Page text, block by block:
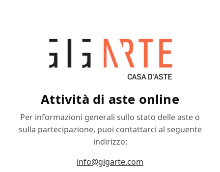
Attività di aste online
Per informazioni generali sullo stato delle aste o
sulla partecipazione, puoi contattarci al seguente
indirizzo:
info@gigarte.com